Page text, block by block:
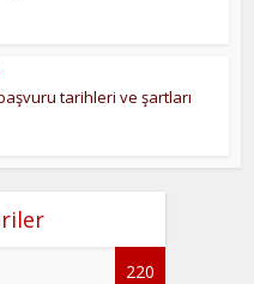
tarihleri ve şartları
220